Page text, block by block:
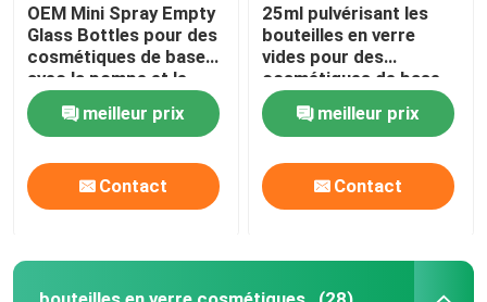
OEM Mini Spray Empty
Glass Bottles pour des
cosmétiques de base
avec la pompe et le
chapeau de POIDS
meilleur prix
Contact
25ml pulvérisant les
bouteilles en verre
vides pour des
cosmétiques de base
avec la pompe et le
chapeau de POIDS
meilleur prix
Contact